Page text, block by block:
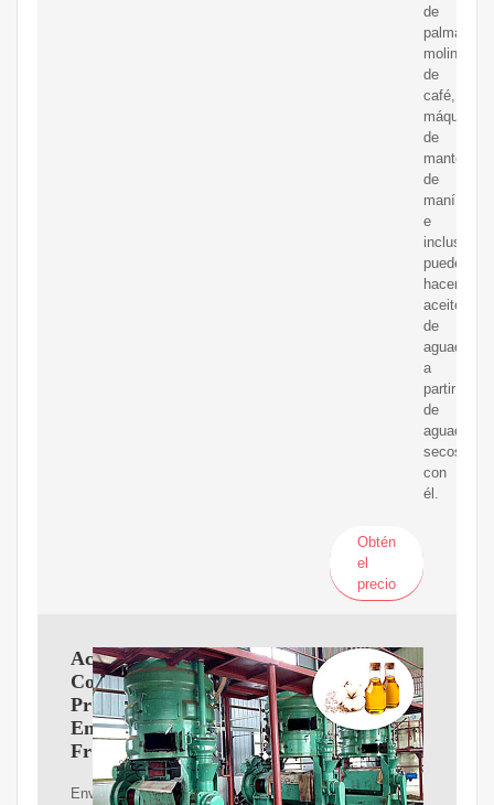
de
palma,
molinillo
de
café,
máquina
de
de
maní
e
incluso
puede
hacer
aceite
de
aguacate
a
partir
de
aguacates
secos
con
él.
Obtén
el
precio
Aceite
Coco
Prensado
En
Frio
Envíos